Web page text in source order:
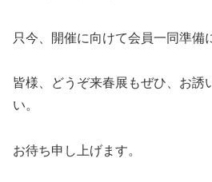
只今、開催に向けて会員一同準備
皆様、どうぞ来春展もぜひ、お誘
い。
お待ち申し上げます。